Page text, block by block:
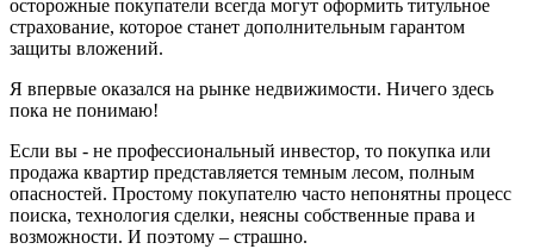
осторожные покупатели всегда могут оформить титульное
страхование, которое станет дополнительным гарантом
защиты вложений.
Я впервые оказался на рынке недвижимости. Ничего здесь
пока не понимаю!
Если вы - не профессиональный инвестор, то покупка или
продажа квартир представляется темным лесом, полным
опасностей. Простому покупателю часто непонятны процесс
поиска, технология сделки, неясны собственные права и
возможности. И поэтому – страшно.